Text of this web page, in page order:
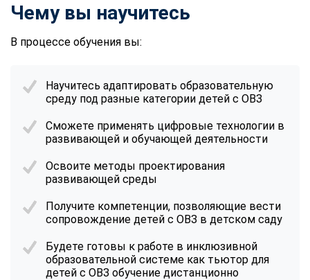
Чему вы научитесь
В процессе обучения вы:
Научитесь адаптировать образовательную
среду под разные категории детей с ОВЗ
Сможете применять цифровые технологии в
развивающей и обучающей деятельности
Освоите методы проектирования
развивающей среды
Получите компетенции, позволяющие вести
сопровождение детей с ОВЗ в детском саду
Будете готовы к работе в инклюзивной
образовательной системе как тьютор для
детей с ОВЗ обучение дистанционно